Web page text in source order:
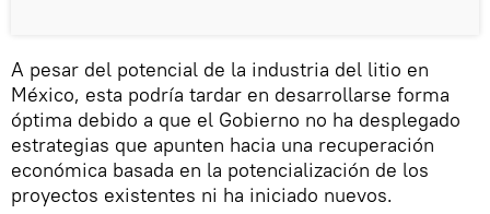
A pesar del potencial de la industria del litio en
México, esta podría tardar en desarrollarse forma
óptima debido a que el Gobierno no ha desplegado
estrategias que apunten hacia una recuperación
económica basada en la potencialización de los
proyectos existentes ni ha iniciado nuevos.